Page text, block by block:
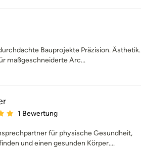
Bauprojekte Präzision. Ästhetik.
maßgeschneiderte Arc...
Bewertung: 5 von 5 Sternen
1 Bewertung
für physische Gesundheit,
und einen gesunden Körper....